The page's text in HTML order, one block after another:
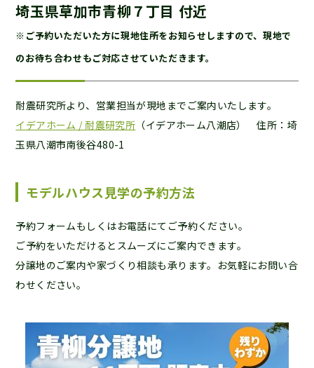
埼玉県草加市青柳７丁目 付近
※ご予約いただいた方に現地住所をお知らせしますので、現地で
のお待ち合わせもご対応させていただきます。
耐震研究所より、営業担当が現地までご案内いたします。
イデアホーム / 耐震研究所 （イデアホーム八潮店） 住所：埼
玉県八潮市南後谷480-1
モデルハウス見学の予約方法
予約フォームもしくはお電話にてご予約ください。
ご予約をいただけるとスムーズにご案内できます。
分譲地のご案内や家づくり相談も承ります。お気軽にお問い合
わせください。